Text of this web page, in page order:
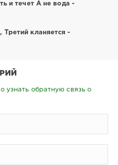
и течет А не вода -
кланяется -
узнать обратную связь о